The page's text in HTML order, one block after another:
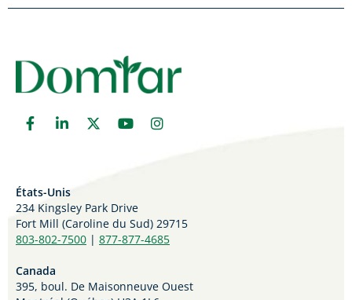
États-Unis
234 Kingsley Park Drive
Fort Mill (Caroline du Sud) 29715
803-802-7500 | 877-877-4685
Canada
395, boul. De Maisonneuve Ouest